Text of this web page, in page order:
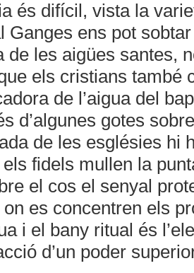
és difícil, vista la
Ganges ens pot
de les aigües santes,
els cristians també
de l’aigua del
d’algunes gotes
de les esglésies hi
els fidels mullen la
el cos el senyal
es concentren els
i el bany ritual és
d’un poder